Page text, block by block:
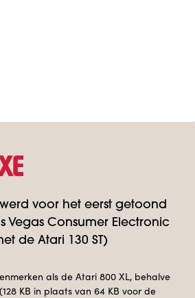
werd voor het eerst getoond
Vegas Consumer Electronic
de Atari 130 ST)
als de Atari 800 XL, behalve
KB in plaats van 64 KB voor de